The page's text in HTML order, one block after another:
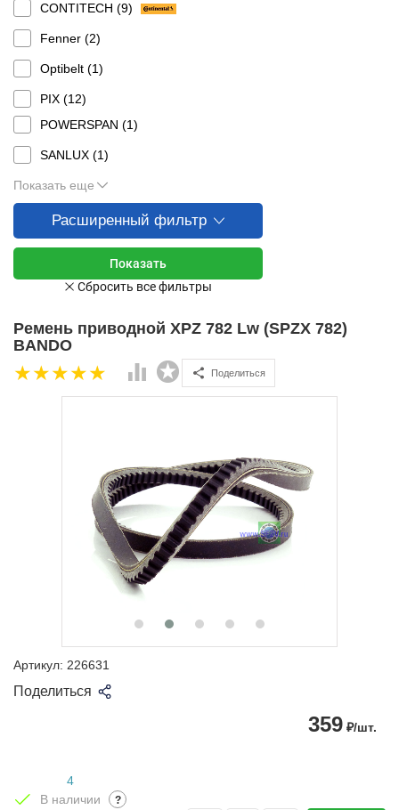
CONTITECH (9)
Fenner (2)
Optibelt (1)
PIX (12)
POWERSPAN (1)
SANLUX (1)
Показать еще
Расширенный фильтр
Ремень приводной XPZ 782 Lw (SPZX 782)
BANDO
Поделиться
Артикул: 226631
Поделиться
359 ₽/шт.
4
В наличии
?